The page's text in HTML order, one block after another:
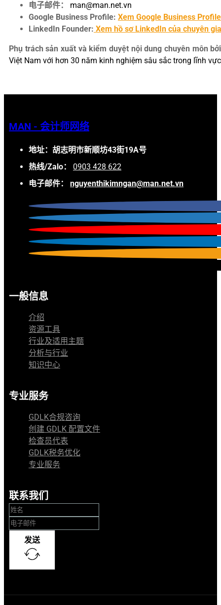
电子邮件：
man@man.net.vn
Google Business Profile: Xem Google Business
LinkedIn Founder: Xem hồ sơ LinkedIn của chuyên
Phụ trách sản xuất và kiểm duyệt nội dung chuyên môn
Việt Nam với hơn 30 năm kinh nghiệm sâu sắc trong lĩnh
MAN - 会计师网络
地址：胡志明市新顺坊43街19A号
热线/Zalo： 0903 428 622
电子邮件： nguyenthikimngan@man.net.vn
一般信息
介绍
资源工具
行业及适用主题
分析与行业
知识中心
专业服务
GDLK合规咨询
创建 GDLK 配置文件
检查员代表
GDLK税务优化
专业服务
联系我们
发送